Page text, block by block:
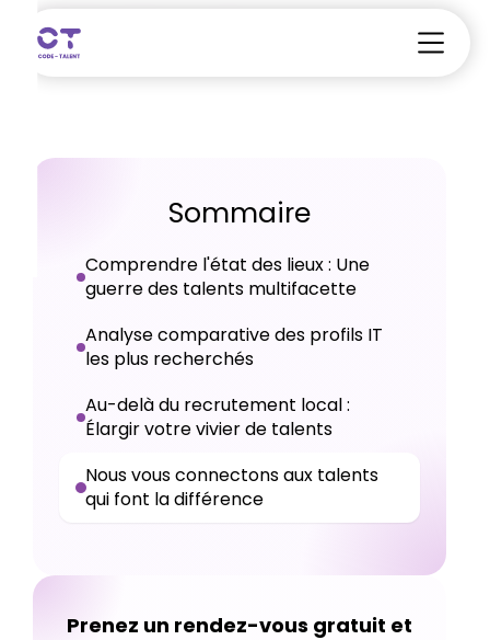
Sommaire
Comprendre l'état des lieux : Une
guerre des talents multifacette
Analyse comparative des profils IT
les plus recherchés
Au-delà du recrutement local :
Élargir votre vivier de talents
Nous vous connectons aux talents
qui font la différence
Prenez un rendez-vous gratuit et